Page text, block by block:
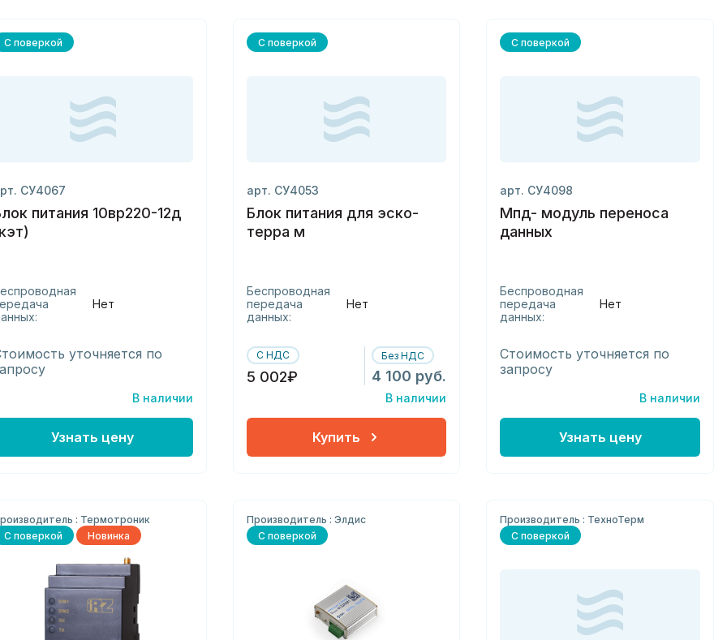
С поверкой
СУ4067
питания 10вр220-12д
Нет
уточняется по
В наличии
Узнать цену
С поверкой
арт. СУ4053
Блок питания для эско-
терра м
Беспроводная
передача
данных:
Нет
С НДС
5 002₽
Без НДС
4 100 руб.
В наличии
Купить
С поверкой
арт. СУ4098
Мпд- модуль переноса
данных
Беспроводная
передача
данных:
Нет
Стоимость уточняется по
запросу
В наличии
Узнать цену
: Термотроник
С поверкой
Новинка
Производитель : Элдис
С поверкой
Производитель : ТехноТерм
С поверкой